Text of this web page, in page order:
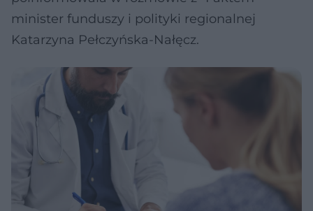
minister funduszy i polityki regionalnej
Katarzyna Pełczyńska-Nałęcz.